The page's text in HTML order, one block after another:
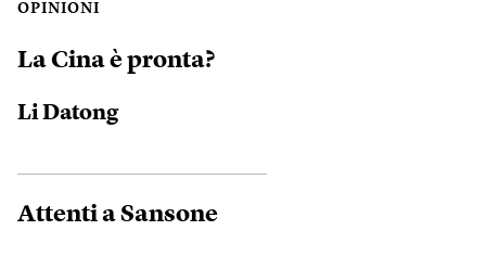
OPINIONI
La Cina è pronta?
Li Datong
Attenti a Sansone